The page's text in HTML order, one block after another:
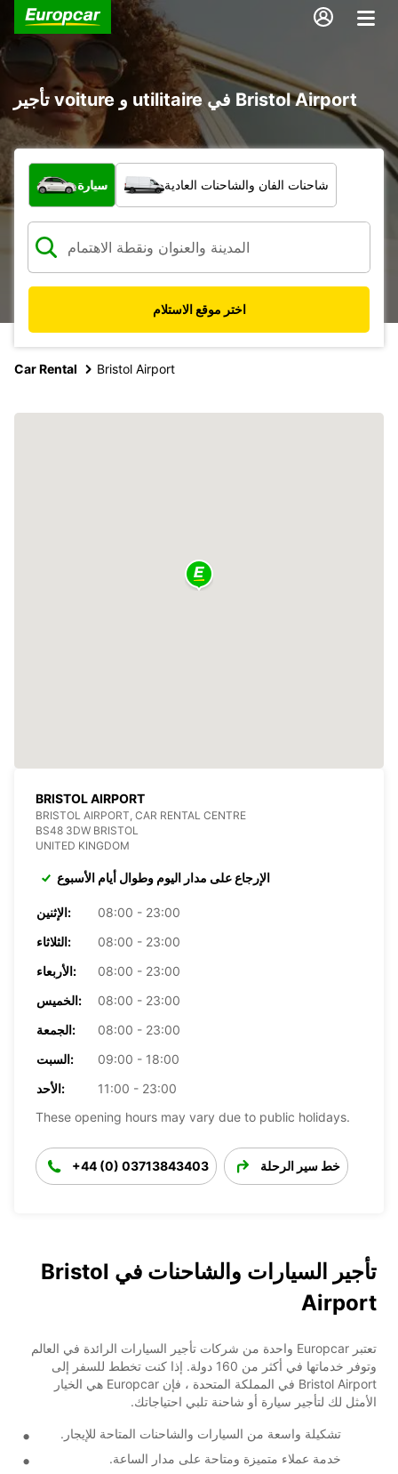
تأجير voiture و utilitaire في Bristol Airport
ما نوع المركبة؟
سيارة شاحنات الفان والشاحنات العادية
اختر موقع الاستلام
Car Rental Bristol Airport
BRISTOL AIRPORT
BRISTOL AIRPORT, CAR RENTAL CENTRE
BS48 3DW BRISTOL
UNITED KINGDOM
الإرجاع على مدار اليوم وطوال أيام الأسبوع
الإثنين:
08:00 - 23:00
الثلاثاء:
08:00 - 23:00
الأربعاء:
08:00 - 23:00
الخميس:
08:00 - 23:00
الجمعة:
08:00 - 23:00
السبت:
09:00 - 18:00
الأحد:
11:00 - 23:00
These opening hours may vary due to public holidays.
+44 (0) 03713843403 خط سير الرحلة
تأجير السيارات والشاحنات في Bristol
Airport
تعتبر Europcar واحدة من شركات تأجير السيارات الرائدة في العالم
وتوفر خدماتها في أكثر من 160 دولة. إذا كنت تخطط للسفر إلى
Bristol Airport في المملكة المتحدة ، فإن Europcar هي الخيار
الأمثل لك لتأجير سيارة أو شاحنة تلبي احتياجاتك.
تشكيلة واسعة من السيارات والشاحنات المتاحة للإيجار.
خدمة عملاء متميزة ومتاحة على مدار الساعة.